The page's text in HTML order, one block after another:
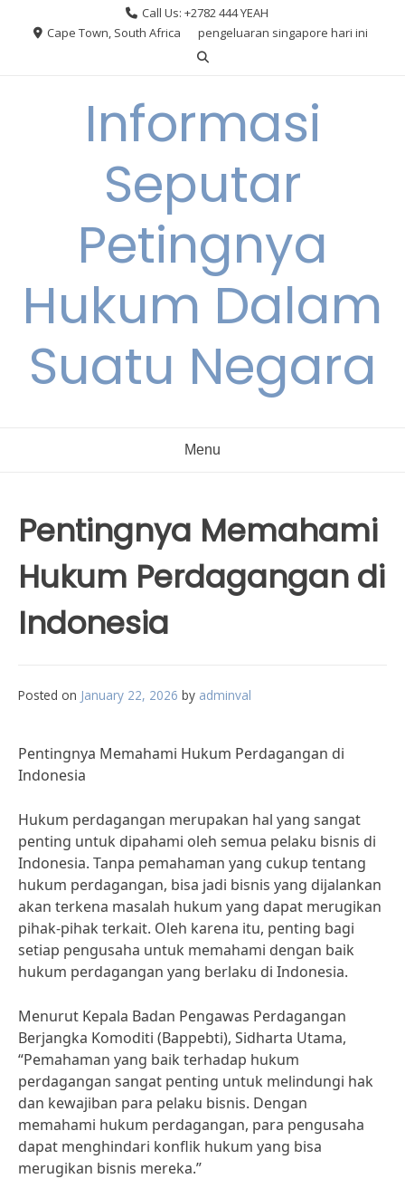
Call Us: +2782 444 YEAH
Cape Town, South Africa
pengeluaran singapore hari ini
Informasi
Seputar
Petingnya
Hukum Dalam
Suatu Negara
Menu
Pentingnya Memahami
Hukum Perdagangan di
Indonesia
Posted on January 22, 2026 by adminval
Pentingnya Memahami Hukum Perdagangan di
Indonesia
Hukum perdagangan merupakan hal yang sangat
penting untuk dipahami oleh semua pelaku bisnis di
Indonesia. Tanpa pemahaman yang cukup tentang
hukum perdagangan, bisa jadi bisnis yang dijalankan
akan terkena masalah hukum yang dapat merugikan
pihak-pihak terkait. Oleh karena itu, penting bagi
setiap pengusaha untuk memahami dengan baik
hukum perdagangan yang berlaku di Indonesia.
Menurut Kepala Badan Pengawas Perdagangan
Berjangka Komoditi (Bappebti), Sidharta Utama,
“Pemahaman yang baik terhadap hukum
perdagangan sangat penting untuk melindungi hak
dan kewajiban para pelaku bisnis. Dengan
memahami hukum perdagangan, para pengusaha
dapat menghindari konflik hukum yang bisa
merugikan bisnis mereka.”